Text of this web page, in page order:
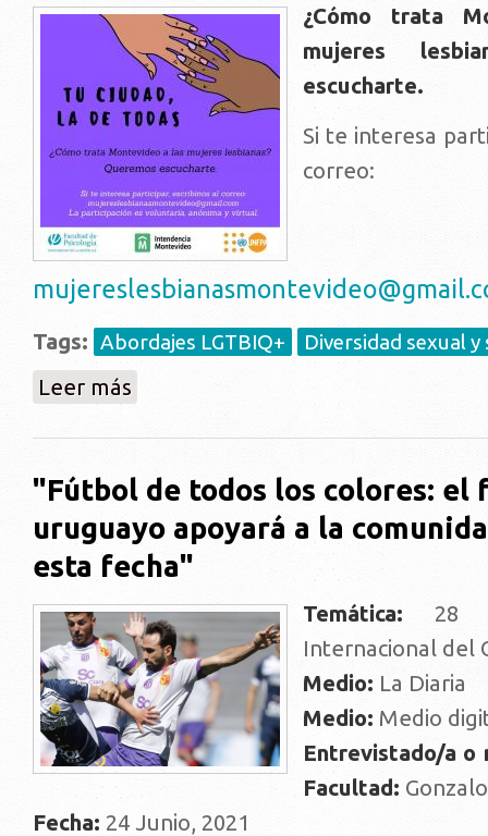
¿Cómo trata
mujeres
escucharte.
Si te interesa
correo:
Tags: Abordajes LGTBIQ+ Diversidad sexual y
Leer más
"Fútbol de todos los colores: el
uruguayo apoyará a la
esta fecha"
Temática: 28
Internacional del
Medio: La Diaria
Medio: Medio
Entrevistado/a o
Facultad:
Fecha: 24 Junio, 2021